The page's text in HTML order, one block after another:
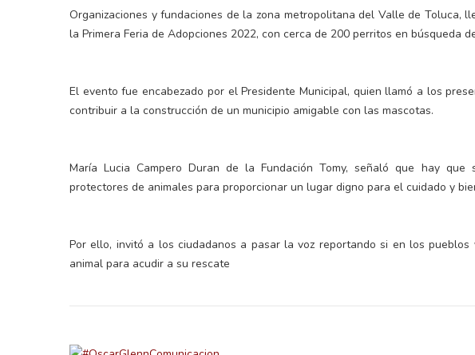
Organizaciones y fundaciones de la zona metropolitana del Valle de Toluca,
la Primera Feria de Adopciones 2022, con cerca de 200 perritos en búsqueda
El evento fue encabezado por el Presidente Municipal, quien llamó a los
contribuir a la construcción de un municipio amigable con las mascotas.
María Lucia Campero Duran de la Fundación Tomy, señaló que hay
protectores de animales para proporcionar un lugar digno para el cuidado y
Por ello, invitó a los ciudadanos a pasar la voz reportando si en los
animal para acudir a su rescate